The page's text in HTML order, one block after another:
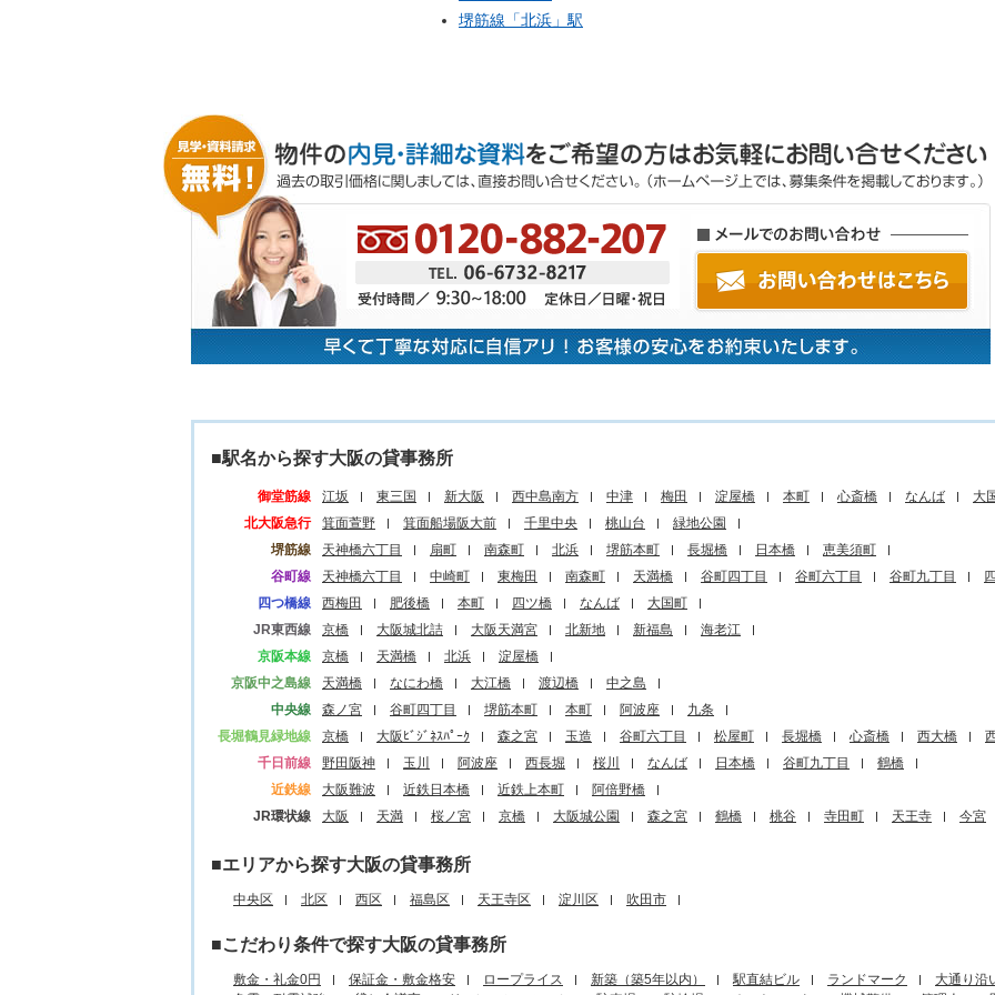
堺筋線「北浜 」駅
■駅名から探す大阪の貸事務所
御堂筋線 江坂 東三国 新大阪 西中島南方 中津 梅田 淀屋橋 本町 心斎橋 なんば 大
北大阪急行
箕面萱野 箕面船場阪大前 千里中央 桃山台
緑地公園
堺筋線
天神橋六丁目 扇町 南森町 北浜 堺筋本町 長堀橋 日本橋
恵美須町
谷町線
天神橋六丁目 中崎町 東梅田 南森町 天満橋 谷町四丁目 谷町六丁目 谷町九丁目
四つ橋線
西梅田 肥後橋 本町 四ツ橋 なんば
大国町
JR東西線
京橋 大阪城北詰 大阪天満宮 北新地 新福島
海老江
京阪本線
京橋 天満橋 北浜
淀屋橋
京阪中之島線
天満橋 なにわ橋 大江橋 渡辺橋
中之島
中央線
森ノ宮 谷町四丁目 堺筋本町 本町 阿波座
九条
長堀鶴見緑地線
京橋 大阪ﾋﾞｼﾞﾈｽﾊﾟｰｸ 森之宮 玉造 谷町六丁目 松屋町 長堀橋 心斎橋 西大橋
千日前線
野田阪神 玉川 阿波座 西長堀 桜川 なんば 日本橋 谷町九丁目
鶴橋
近鉄線
大阪難波 近鉄日本橋 近鉄上本町
阿倍野橋
JR環状線
大阪 天満 桜ノ宮 京橋 大阪城公園 森之宮 鶴橋 桃谷 寺田町 天王寺 今宮
■エリアから探す大阪の貸事務所
中央区 北区 西区 福島区 天王寺区 淀川区 吹田市
■こだわり条件で探す大阪の貸事務所
敷金・礼金0円 保証金・敷金格安 ロープライス 新築（築5年以内） 駅直結ビル ランドマーク 大通り沿